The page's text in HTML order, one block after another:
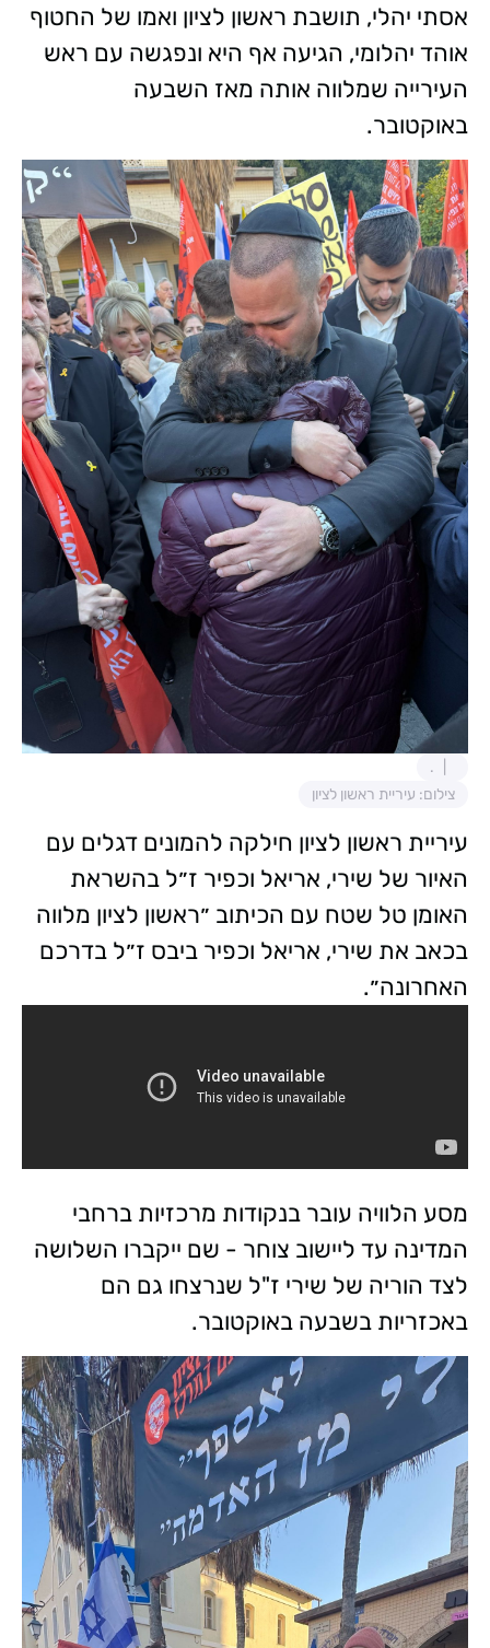
אסתי יהלי, תושבת ראשון לציון ואמו של החטוף
אוהד יהלומי, הגיעה אף היא ונפגשה עם ראש
העירייה שמלווה אותה מאז השבעה
באוקטובר.
.
צילום: עיריית ראשון לציון
עיריית ראשון לציון חילקה להמונים דגלים עם
האיור של שירי, אריאל וכפיר ז״ל בהשראת
האומן טל שטח עם הכיתוב ״ראשון לציון מלווה
בכאב את שירי, אריאל וכפיר ביבס ז״ל בדרכם
האחרונה״.
מסע הלוויה עובר בנקודות מרכזיות ברחבי
המדינה עד ליישוב צוחר - שם ייקברו השלושה
לצד הוריה של שירי ז"ל שנרצחו גם הם
באכזריות בשבעה באוקטובר.